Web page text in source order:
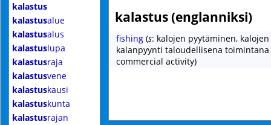
kalastus
kalastusalue
kalastusalus
kalastuslupa
kalastusraja
kalastusvene
kalastuskausi
kalastuskunta
kalastusrajan
kalastus (englanniksi)
fishing (s: kalojen pyytäminen,
kalanpyynti taloudellisena
commercial activity)